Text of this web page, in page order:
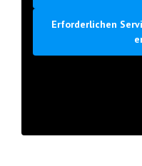
Erforderlichen